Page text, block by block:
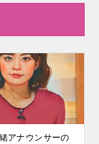
アナウンサーの